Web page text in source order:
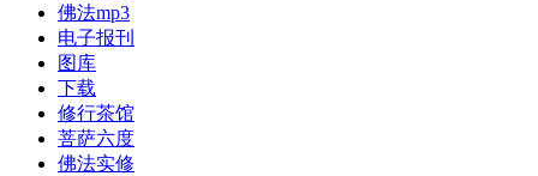
佛法mp3
电子报刊
图库
下载
修行茶馆
菩萨六度
佛法实修